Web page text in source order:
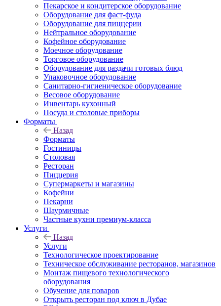
Пекарское и кондитерское оборудование
Оборудование для фаст-фуда
Оборудование для пиццерии
Нейтральное оборудование
Кофейное оборудование
Моечное оборудование
Торговое оборудование
Оборудование для раздачи готовых блюд
Упаковочное оборудование
Санитарно-гигиеническое оборудование
Весовое оборудование
Инвентарь кухонный
Посуда и столовые приборы
Форматы
Назад
Форматы
Гостиницы
Столовая
Ресторан
Пиццерия
Супермаркеты и магазины
Кофейни
Пекарни
Шаурмичные
Частные кухни премиум-класса
Услуги
Назад
Услуги
Технологическое проектирование
Техническое обслуживание ресторанов, магазинов
Монтаж пищевого технологического
оборудования
Обучение для поваров
Открыть ресторан под ключ в Дубае